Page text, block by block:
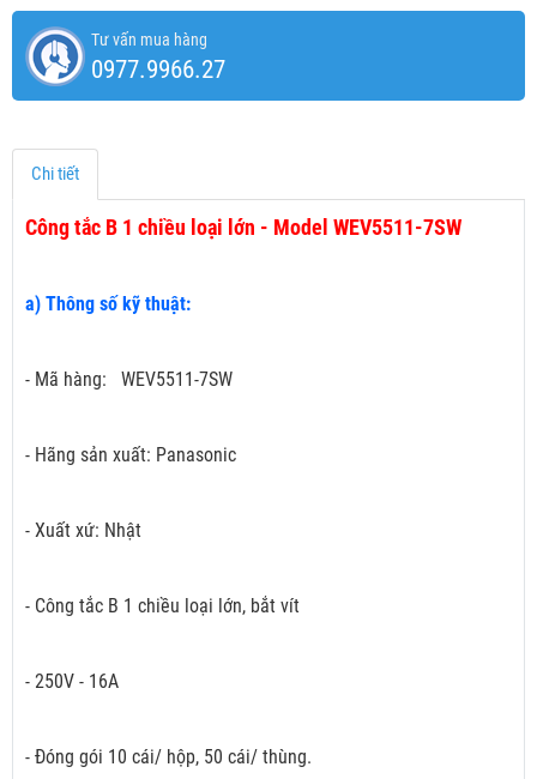
Tư vấn mua hàng
0977.9966.27
Chi tiết
Công tắc B 1 chiều loại lớn - Model WEV5511-7SW
a) Thông số kỹ thuật:
- Mã hàng: WEV5511-7SW
- Hãng sản xuất: Panasonic
- Xuất xứ: Nhật
- Công tắc B 1 chiều loại lớn, bắt vít
- 250V - 16A
- Đóng gói 10 cái/ hộp, 50 cái/ thùng.